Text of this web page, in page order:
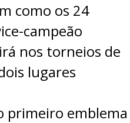
como os 24
campeão
nos torneios de
lugares
primeiro emblema